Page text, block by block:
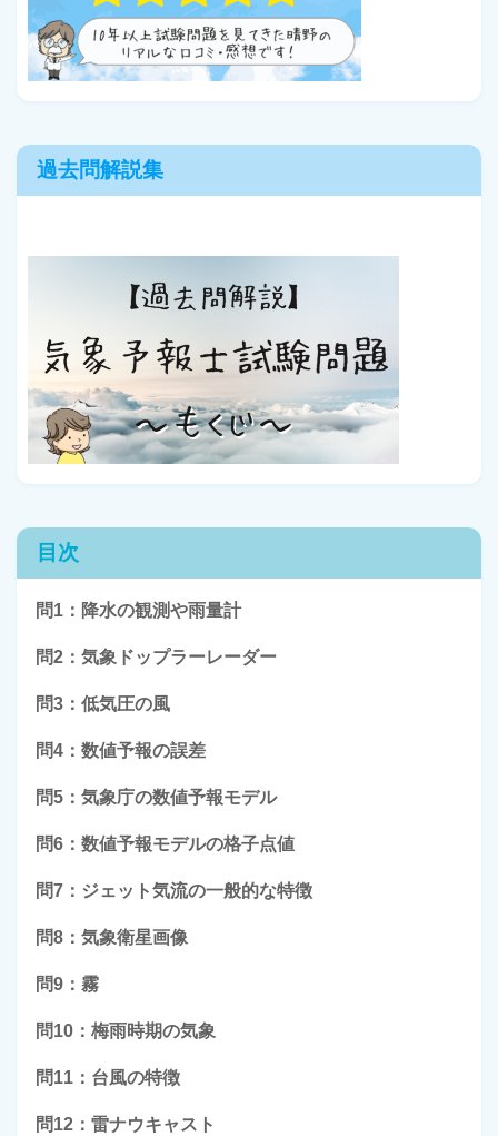
過去問解説集
目次
問1：降水の観測や雨量計
問2：気象ドップラーレーダー
問3：低気圧の風
問4：数値予報の誤差
問5：気象庁の数値予報モデル
問6：数値予報モデルの格子点値
問7：ジェット気流の一般的な特徴
問8：気象衛星画像
問9：霧
問10：梅雨時期の気象
問11：台風の特徴
問12：雷ナウキャスト